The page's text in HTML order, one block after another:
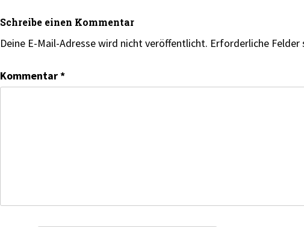
Schreibe einen Kommentar
Deine E-Mail-Adresse wird nicht veröffentlicht. Erforderliche
Kommentar*